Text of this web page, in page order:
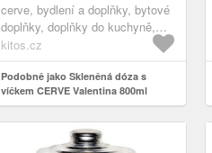
cerve, bydlení a doplňky, bytové
doplňky, doplňky do kuchyně,
skladování a balení potravin,
kitos.cz
Podobně jako Skleněná dóza s
víčkem CERVE Valentina 800ml
srdce KÁVA